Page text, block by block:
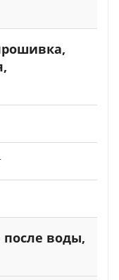
после воды,